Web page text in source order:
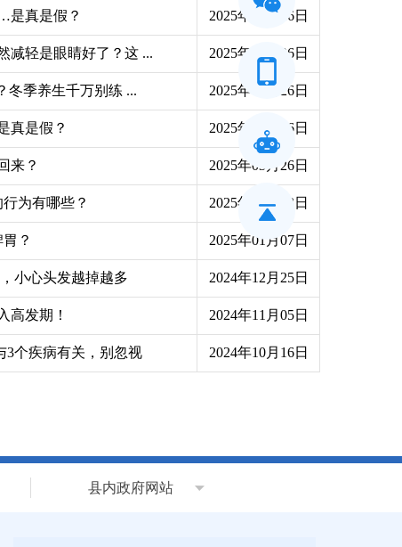
是真是假？ 2025年07月26日
减轻是眼睛好了？这 ... 2025年06月26日
冬季养生千万别练 ... 2025年05月26日
真是假？ 2025年04月26日
来？ 2025年03月26日
为有哪些？ 2025年02月18日
？ 2025年01月07日
小心头发越掉越多 2024年12月25日
高发期！ 2024年11月05日
3个疾病有关，别忽视 2024年10月16日
县内政府网站